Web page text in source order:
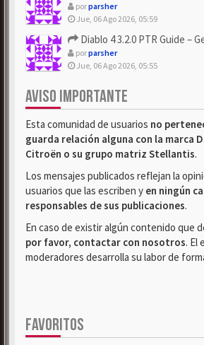
porparsher
Jue, 06 Ago 2026, 05:59
Diablo 4 3.2.0 PTR Guide – Get 8%
porparsher
Jue, 06 Ago 2026, 05:55
AVISO IMPORTANTE
Esta comunidad de usuarios no
guarda relación alguna con la marca
Citroën o su grupo matriz Stellantis.
Los mensajes publicados reflejan la
usuarios que las escriben y en ningún
responsables de sus publicaciones.
En caso de existir algún contenido que
por favor, contactar con nosotros. El
moderadores desarrolla su labor de
FAVORITOS